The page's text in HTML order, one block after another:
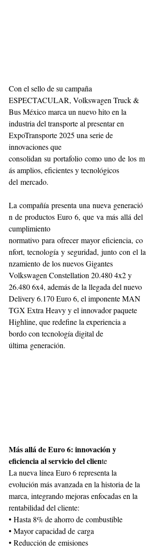
Con el sello de su campaña
ESPECTACULAR, Volkswagen Truck &
Bus México marca un nuevo hito en la
industria del transporte al presentar en
ExpoTransporte 2025 una serie de
innovaciones que
consolidan su portafolio como uno de los m
ás amplios, eficientes y tecnológicos
del mercado.
La compañía presenta una nueva generació
n de productos Euro 6, que va más allá del
cumplimiento
normativo para ofrecer mayor eficiencia, co
nfort, tecnología y seguridad, junto con el la
nzamiento de los nuevos Gigantes
Volkswagen Constellation 20.480 4x2 y
26.480 6x4, además de la llegada del nuevo
Delivery 6.170 Euro 6, el imponente MAN
TGX Extra Heavy y el innovador paquete
Highline, que redefine la experiencia a
bordo con tecnología digital de
última generación.
Más allá de Euro 6: innovación y
eficiencia al servicio del cliente
La nueva línea Euro 6 representa la
evolución más avanzada en la historia de la
marca, integrando mejoras enfocadas en la
rentabilidad del cliente:
• Hasta 8% de ahorro de combustible
• Mayor capacidad de carga
• Reducción de emisiones